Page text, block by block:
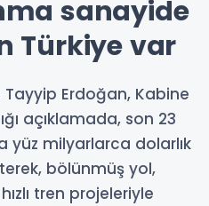
sanayide
Türkiye var
Erdoğan, Kabine
açıklamada, son 23
yüz milyarlarca dolarlık
bölünmüş yol,
tren projeleriyle